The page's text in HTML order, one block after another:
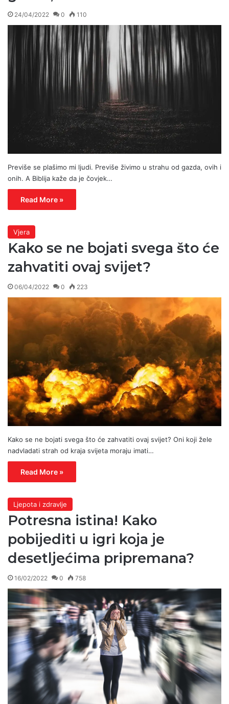
24/04/2022 0 110
Previše se plašimo mi ljudi. Previše živimo u strahu od gazda, ovih i
onih. A Biblija kaže da je čovjek…
Read More »
Vjera
Kako se ne bojati svega što će
zahvatiti ovaj svijet?
06/04/2022 0 223
Kako se ne bojati svega što će zahvatiti ovaj svijet? Oni koji žele
nadvladati strah od kraja svijeta moraju imati…
Read More »
Ljepota i zdravlje
Potresna istina! Kako
pobijediti u igri koja je
desetljećima pripremana?
16/02/2022 0 758